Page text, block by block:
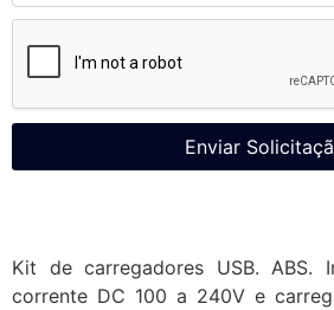
Enviar
Kit de carregadores USB. ABS.
corrente DC 100 a 240V e